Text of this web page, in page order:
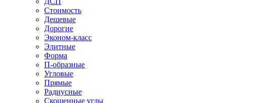
Стоимость
Дешевые
Дорогие
Эконом-класс
Элитные
Форма
П-образные
Угловые
Прямые
Радиусные
Скошенные углы